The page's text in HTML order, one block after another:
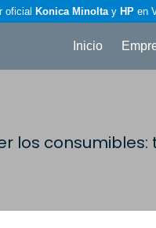
oficial Konica Minoltay HP en
Inicio
los